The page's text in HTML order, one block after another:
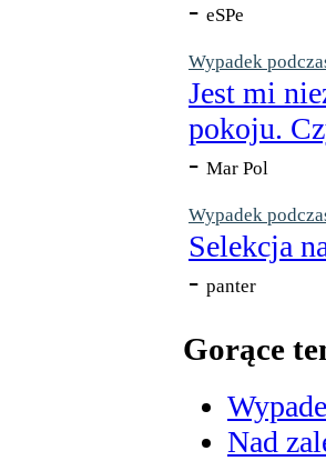
- eSPe
Wypadek
Jest mi
pokoju.
- Mar Pol
Wypadek
Selekcja
- panter
Gorące
Nad